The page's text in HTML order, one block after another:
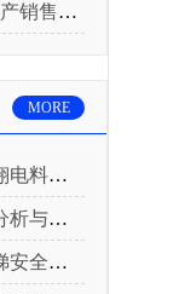
理局公告！
MORE
电缆案
启示
型案例